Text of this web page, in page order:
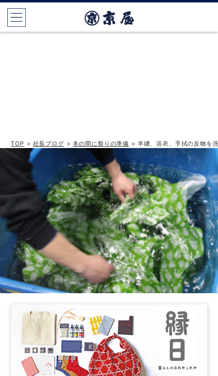
TOP > 社長ブログ > 冬の間に祭りの準備 > 半纏、浴衣、手拭の反物を